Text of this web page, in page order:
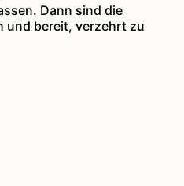
Dann sind die
und bereit, verzehrt zu